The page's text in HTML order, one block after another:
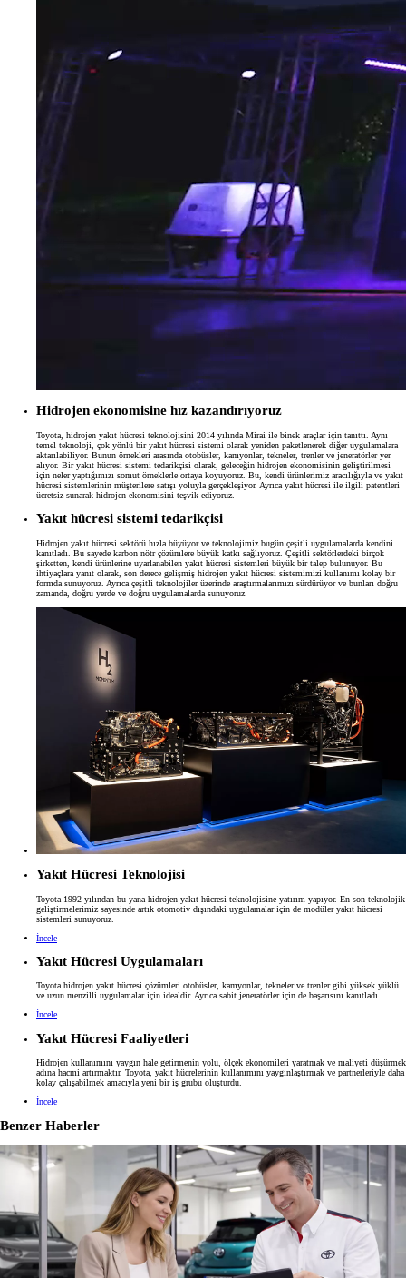
Hidrojen ekonomisine hız kazandırıyoruz
Toyota, hidrojen yakıt hücresi teknolojisini 2014 yılında Mirai ile binek araçlar için tanıttı. Aynı
temel teknoloji, çok yönlü bir yakıt hücresi sistemi olarak yeniden paketlenerek diğer uygulamalara
aktarılabiliyor. Bunun örnekleri arasında otobüsler, kamyonlar, tekneler, trenler ve jeneratörler yer
alıyor. Bir yakıt hücresi sistemi tedarikçisi olarak, geleceğin hidrojen ekonomisinin geliştirilmesi
için neler yaptığımızı somut örneklerle ortaya koyuyoruz. Bu, kendi ürünlerimiz aracılığıyla ve yakıt
hücresi sistemlerinin müşterilere satışı yoluyla gerçekleşiyor. Ayrıca yakıt hücresi ile ilgili patentleri
ücretsiz sunarak hidrojen ekonomisini teşvik ediyoruz.
Yakıt hücresi sistemi tedarikçisi
Hidrojen yakıt hücresi sektörü hızla büyüyor ve teknolojimiz bugün çeşitli uygulamalarda kendini
kanıtladı. Bu sayede karbon nötr çözümlere büyük katkı sağlıyoruz. Çeşitli sektörlerdeki birçok
şirketten, kendi ürünlerine uyarlanabilen yakıt hücresi sistemleri büyük bir talep bulunuyor. Bu
ihtiyaçlara yanıt olarak, son derece gelişmiş hidrojen yakıt hücresi sistemimizi kullanımı kolay bir
formda sunuyoruz. Ayrıca çeşitli teknolojiler üzerinde araştırmalarımızı sürdürüyor ve bunları doğru
zamanda, doğru yerde ve doğru uygulamalarda sunuyoruz.
Yakıt Hücresi Teknolojisi
Toyota 1992 yılından bu yana hidrojen yakıt hücresi teknolojisine yatırım yapıyor. En son teknolojik
geliştirmelerimiz sayesinde artık otomotiv dışındaki uygulamalar için de modüler yakıt hücresi
sistemleri sunuyoruz.
İncele
Yakıt Hücresi Uygulamaları
Toyota hidrojen yakıt hücresi çözümleri otobüsler, kamyonlar, tekneler ve trenler gibi yüksek yüklü
ve uzun menzilli uygulamalar için idealdir. Ayrıca sabit jeneratörler için de başarısını kanıtladı.
İncele
Yakıt Hücresi Faaliyetleri
Hidrojen kullanımını yaygın hale getirmenin yolu, ölçek ekonomileri yaratmak ve maliyeti düşürmek
adına hacmi artırmaktır. Toyota, yakıt hücrelerinin kullanımını yaygınlaştırmak ve partnerleriyle daha
kolay çalışabilmek amacıyla yeni bir iş grubu oluşturdu.
İncele
Benzer Haberler